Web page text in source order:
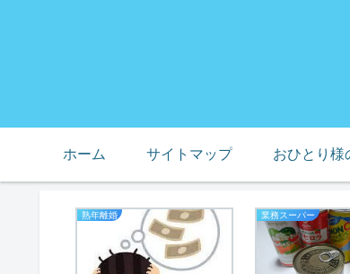
ホーム サイトマップ おひとり様
熟年離婚 業務スーパー